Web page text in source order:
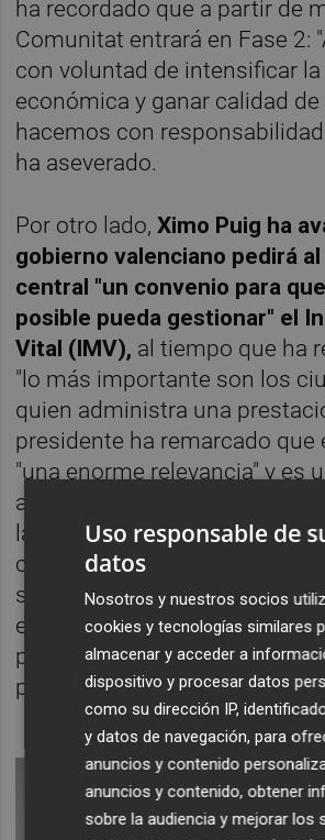
ha recordado que a partir de
Comunitat entrará en Fase 2:
con voluntad de intensificar
económica y ganar calidad de
hacemos con
ha aseverado.
Por otro lado,Ximo Puig ha
gobierno valenciano pedirá
central "un convenio para
posible pueda gestionar" el
Vital (IMV), al tiempo que ha
"lo más importante son los
quien administra una
presidente ha remarcado que
"una enorme relevancia" y es
adelante", al tiempo que ha
la reunión, en la "necesidad de
coordinación entre
se implemente "de la manera
este sentido, ha anunciado
pedirá un convenio "para que
posible pueda gestionar el
Uso responsable de
datos
Nosotros y nuestros socios
cookies y tecnologías similares
almacenar y acceder a
dispositivo y procesar datos
como su dirección IP,
y datos de navegación, para
anuncios y contenido
anuncios y contenido, obtener
sobre la audiencia y mejorar los